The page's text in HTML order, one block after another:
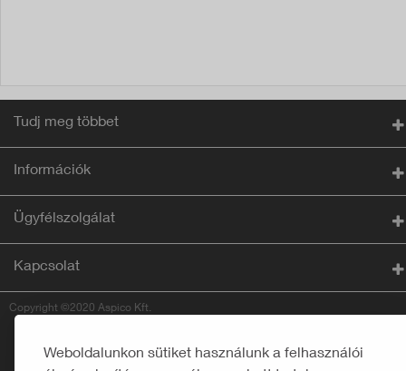
Weboldalunkon sütiket használunk a felhasználói
Tudj meg többet
Információk
Ügyfélszolgálat
Kapcsolat
Copyright ©2020 Aspico Kft.